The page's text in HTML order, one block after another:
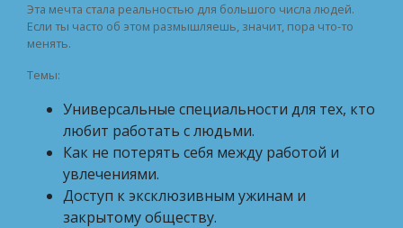
Эта мечта стала реальностью для большого числа людей.
Если ты часто об этом размышляешь, значит, пора что-то
менять.
Темы:
Универсальные специальности для тех, кто
любит работать с людьми.
Как не потерять себя между работой и
увлечениями.
Доступ к эксклюзивным ужинам и
закрытому обществу.